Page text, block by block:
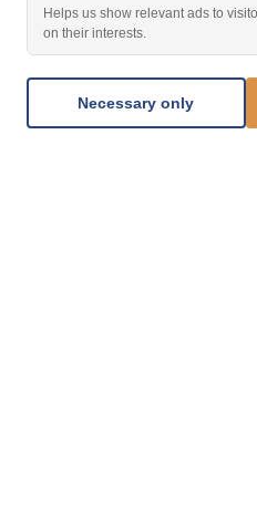
Helps us show relevant ads to
on their interests.
Necessary only